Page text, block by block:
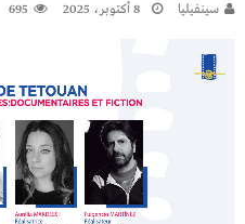
سينفيليا 8 أكتوبر، 2025 695